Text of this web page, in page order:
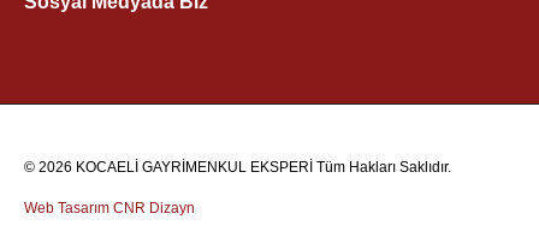
© 2026 KOCAELİ GAYRİMENKUL EKSPERİ Tüm Hakları Saklıdır.
Web Tasarım CNR Dizayn